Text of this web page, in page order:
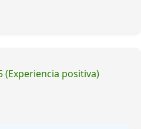
(Experiencia positiva)